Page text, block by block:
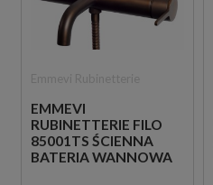
EMMEVI
RUBINETTERIE FILO
85001TS ŚCIENNA
BATERIA WANNOWA